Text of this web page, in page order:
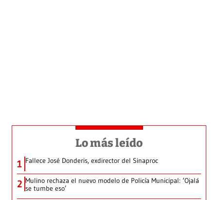
Lo más leído
1 Fallece José Donderis, exdirector del Sinaproc
2 Mulino rechaza el nuevo modelo de Policía Municipal: ‘Ojalá
se tumbe eso’